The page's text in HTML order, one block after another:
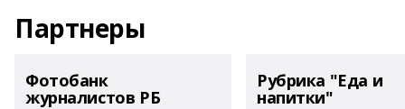
Партнеры
Фотобанк
журналистов РБ
Рубрика "Еда и
напитки"